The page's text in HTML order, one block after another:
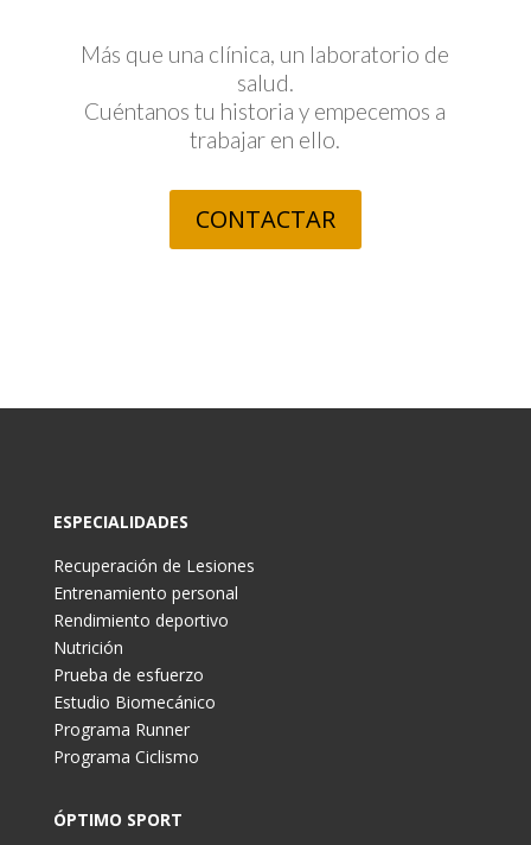
Más que una clínica, un laboratorio de
salud.
Cuéntanos tu historia y empecemos a
trabajar en ello.
CONTACTAR
ESPECIALIDADES
Recuperación de Lesiones
Entrenamiento personal
Rendimiento deportivo
Nutrición
Prueba de esfuerzo
Estudio Biomecánico
Programa Runner
Programa Ciclismo
ÓPTIMO SPORT